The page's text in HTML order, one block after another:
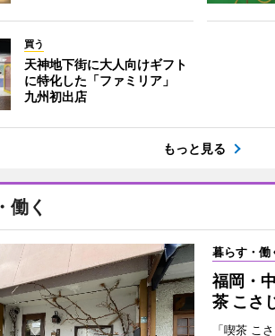
買う
天神地下街に大人向けギフト
に特化した「ファミリア」
九州初出店
もっと見る
働く
暮らす・働
福岡・
茶 こさ
「喫茶 こ